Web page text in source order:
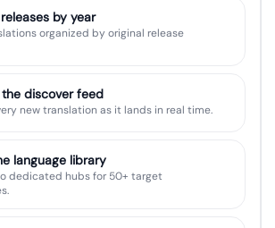
by year
organized by original release
the discover feed
new translation as it lands in real time.
language library
dedicated hubs for 50+ target